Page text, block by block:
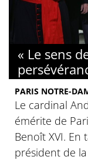
« Le sens
PARIS NOTRE-
Le cardinal
émérite de
Benoît XVI.
président de